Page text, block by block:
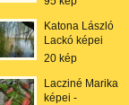
Katona László
Lackó képei
20 kép
Lacziné Marika
képei -